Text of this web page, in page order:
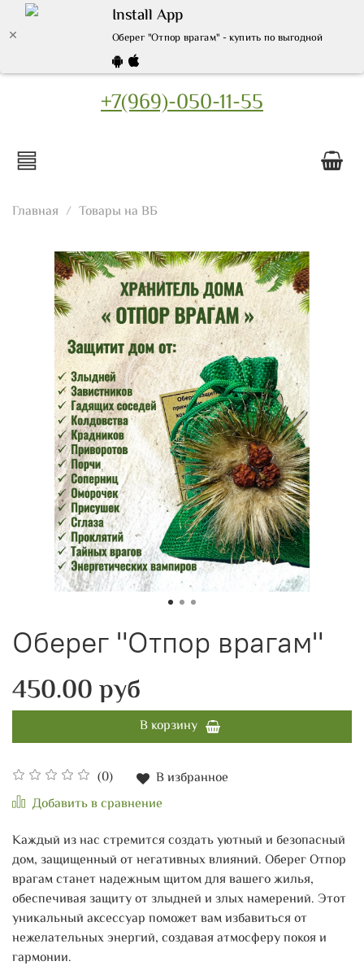
Install App
Оберег "Отпор врагам" - купить по выгодной цене |
+7(969)-050-11-55
Главная Товары на ВБ
Оберег "Отпор врагам"
(0)
В избранное
Добавить в сравнение
450.00 руб
В корзину
Каждый из нас стремится создать уютный и безопасный
дом, защищенный от негативных влияний. Оберег Отпор
врагам станет надежным щитом для вашего жилья,
обеспечивая защиту от злыдней и злых намерений. Этот
уникальный аксессуар поможет вам избавиться от
нежелательных энергий, создавая атмосферу покоя и
гармонии.